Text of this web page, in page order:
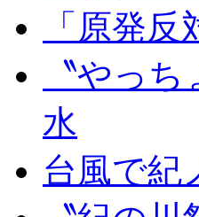
「原発
〝やっ
水
台風で紀